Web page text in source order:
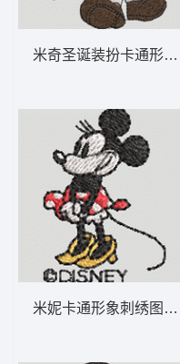
米奇圣诞装扮卡通形
米妮卡通形象刺绣图